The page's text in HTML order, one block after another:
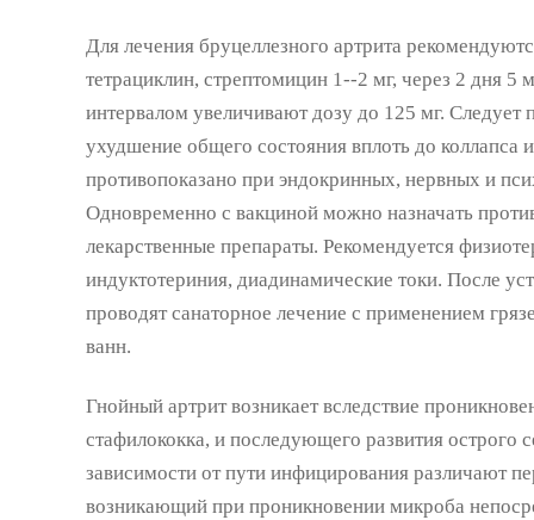
Для лечения бруцеллезного артрита
тетрациклин, стрептомицин 1--2 мг, через 2 дня 5
интервалом увеличивают дозу до 125 мг. Следует
ухудшение общего состояния вплоть до коллапса
противопоказано при эндокринных, нервных и
Одновременно с вакциной можно назначать
лекарственные препараты. Рекомендуется
индуктотериния, диадинамические токи. После
проводят санаторное лечение с применением
ванн.
Гнойный артрит возникает вследствие
стафилококка, и последующего развития острого
зависимости от пути инфицирования различают
возникающий при проникновении микроба